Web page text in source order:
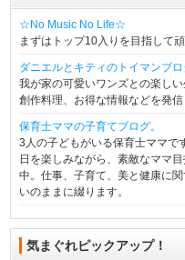
☆No Music No Life☆
まずはトップ10入りを目指して頑
ダニエルとキティのトイマンブ
我が家の可愛いワンズとの楽し
創作料理、お得な情報などを発信
保育士ママの子育てブログ。
3人の子どもがいる保育士ママで
日を楽しみながら、素敵なママ
中。仕事、子育て、美と健康に
いのままに綴ります。
気まぐれピックアップ！